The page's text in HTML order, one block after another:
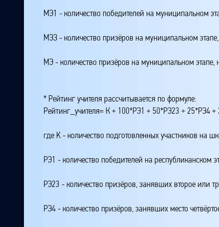
МЭ1 - количество победителей на муниципальном
МЭЗ - количество призёров на муниципальном
МЭ - количество призёров на муниципальном
* Рейтинг учителя рассчитывается по формуле:
Рейтинг_учителя= К + 100*РЭ1 + 50*РЭ23 +
где K - количество подготовленных участников на
РЭ1 - количество победителей на республиканском
РЭ23 - количество призёров, занявших второе или
РЭ4 - количество призёров, занявших место